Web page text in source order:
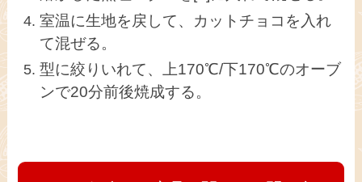
室温に生地を戻して、カットチョコを入れ
て混ぜる。
型に絞りいれて、上170℃/下170℃のオーブ
ンで20分前後焼成する。